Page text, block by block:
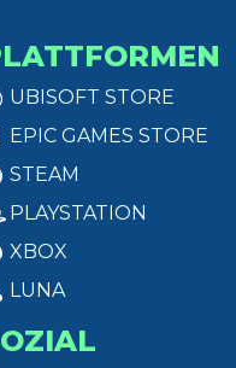
UBISOFT STORE
EPIC GAMES STORE
STEAM
PLAYSTATION
XBOX
LUNA